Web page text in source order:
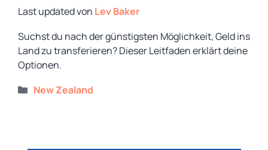
von Lev Baker
Suchst du nach der günstigsten Möglichkeit, Geld ins
Land zu transferieren? Dieser Leitfaden erklärt deine
Optionen.
Kategorien
New Zealand